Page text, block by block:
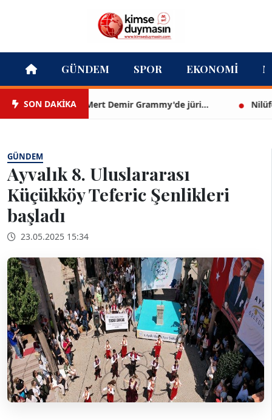
GÜNDEM SPOR EKONOMI
SON DAKİKAMert Demir Grammy'de jüri... Nilüfer
GÜNDEM
Ayvalık 8. Uluslararası
Küçükköy Teferic Şenlikleri
başladı
23.05.2025 15:34